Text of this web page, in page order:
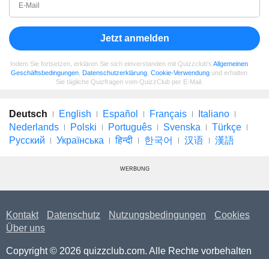
Jetzt anmelden
Indem Sie fortsetzen, erklären Sie sich einverstanden mit Quizzclub's Allgemeinen
Geschäftsbedingungen Datenschutzerklärung Cookie-Verwendung und erhalten
Sie tägliche Quizfragen vom QuizzClub per E-Mail.
Deutsch English Español Français
Italiano
Nederlands
Polski Português Svenska
Türkçe
Русский
Українська हिन्दी 한국어 汉语 漢語
WERBUNG
Kontakt Datenschutz Nutzungsbedingungen
Cookies
Über uns
Copyright © 2026 quizzclub.com. Alle Rechte vorbehalten